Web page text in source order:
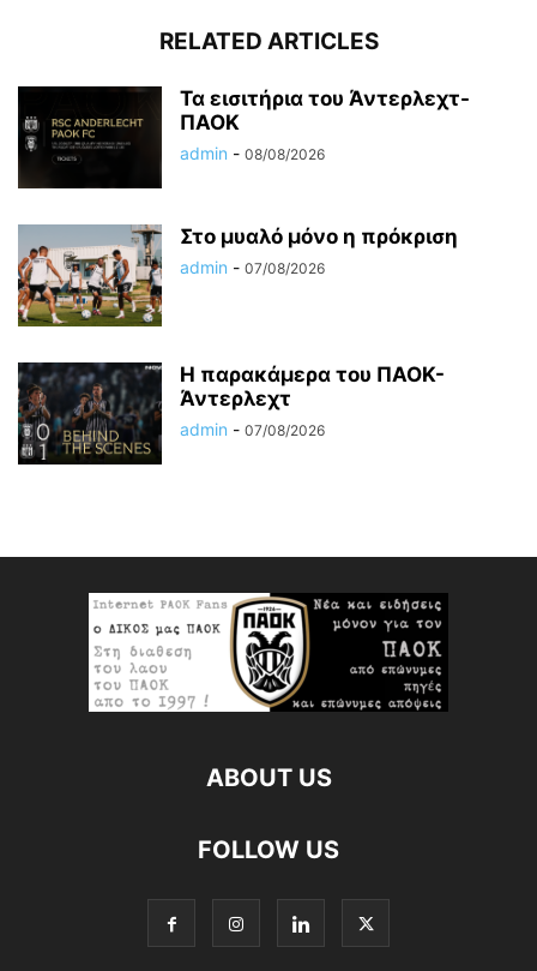
RELATED ARTICLES
Τα εισιτήρια του Άντερλεχτ-
ΠΑΟΚ
admin - 08/08/2026
Στο μυαλό μόνο η πρόκριση
admin - 07/08/2026
Η παρακάμερα του ΠΑΟΚ-
Άντερλεχτ
admin - 07/08/2026
ABOUT US
FOLLOW US